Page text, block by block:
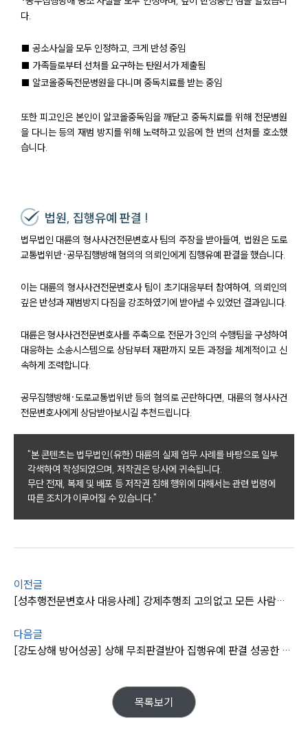
센터소개
대륜의 강점
오시는 길
글로벌 파트너 로펌
고객의 소리
업무사례
사례분석/최신동향
고객후기
업무분야
다.
■ 공소사실을 모두 인정하고, 크게 반성 중임
■ 가족들로부터 선처를 요구하는 탄원서가 제출됨
■ 알코올중독전문병원을 다니며 중독치료를 받는 중임
또한 피고인은 본인이 알코올중독임을 깨닫고 중독치료를 위해 전문병원
을 다니는 등의 재범 방지를 위해 노력하고 있음에 한 번의 선처를 호소했
습니다.
법원, 집행유예 판결 !
법무법인 대륜의 형사사건전문변호사 팀의 주장을 받아들여, 법원은 도로
교통법위반·공무집행방해 혐의의 의뢰인에게 집행유예 판결을 했습니다.
이는 대륜의 형사사건전문변호사 팀이 초기대응부터 참여하여, 의뢰인의
깊은 반성과 재범방지 다짐을 강조하였기에 받아낼 수 있었던 결과입니다.
대륜은 형사사건전문변호사를 주축으로 전문가 3인의 수행팀을 구성하여
대응하는 소송시스템으로 상담부터 재판까지 모든 과정을 체계적이고 신
속하게 조력합니다.
공무집행방해·도로교통법위반 등의 혐의로 곤란하다면, 대륜의 형사사건
전문변호사에게 상담받아보시길 추천드립니다.
"본 콘텐츠는 법무법인(유한) 대륜의 실제 업무 사례를 바탕으로 일부
각색하여 작성되었으며, 저작권은 당사에 귀속됩니다.
무단 전재, 복제 및 배포 등 저작권 침해 행위에 대해서는 관련 법령에
따른 조치가 이루어질 수 있습니다."
이전글
[성추행전문변호사 대응사례] 강제추행죄 고의없고 모든 사람에게 동일한 행동하였다고 주장
다음글
[강도상해 방어성공] 상해 무죄판결받아 집행유예 판결 성공한 형사사건변호사
목록보기